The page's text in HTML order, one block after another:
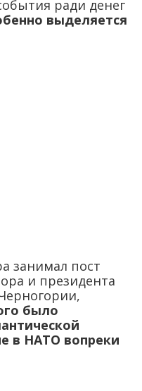
ради денег
выделяется
занимал пост
и президента
было
в НАТО вопреки